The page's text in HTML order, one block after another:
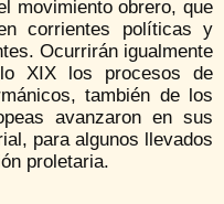
movimiento obrero, que
corrientes políticas y
Ocurrirán igualmente
XIX los procesos de
también de los
avanzaron en sus
para algunos llevados
proletaria.